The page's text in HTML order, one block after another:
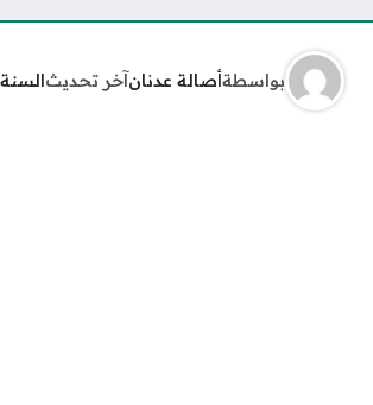
بواسطةأصالة عدنانآخر تحديث